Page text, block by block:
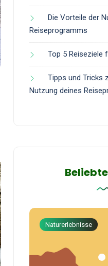
Die Vorteile der
Reiseprogramms
Top 5 Reiseziele
Tipps und Tricks
Nutzung deines
Naturerlebnisse